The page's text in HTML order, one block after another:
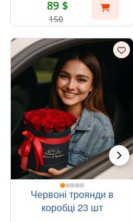
89 $
150
Червоні троянди в
коробці 23 шт